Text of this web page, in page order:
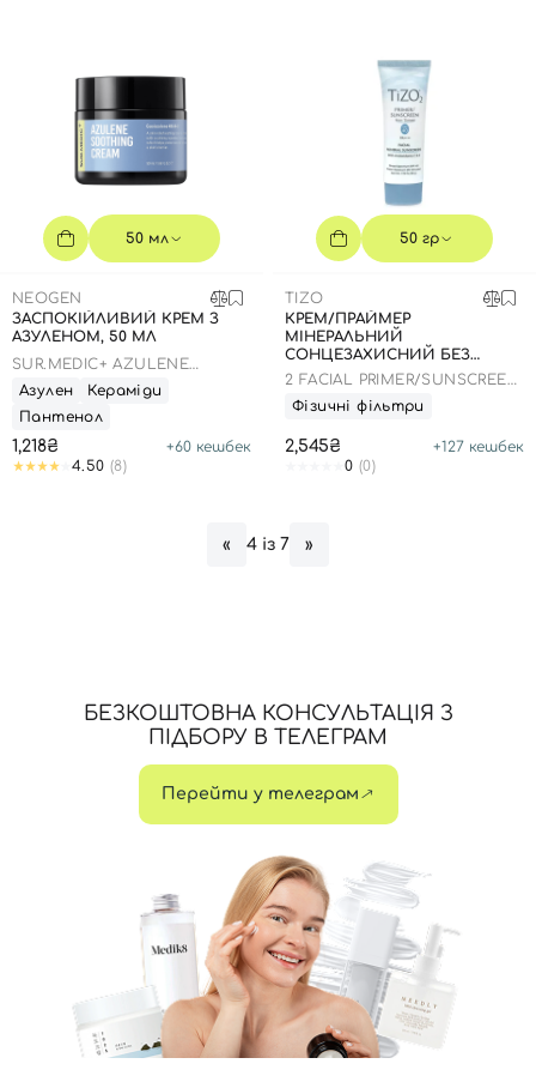
50 мл
NEOGEN
ЗАСПОКІЙЛИВИЙ КРЕМ З
АЗУЛЕНОМ, 50 МЛ
SUR.MEDIC+ AZULENE
SOOTHING CREAM
Азулен
Кераміди
Пантенол
1,218₴ +60 кешбек
4.50 (8)
50 гр
TIZO
КРЕМ/ПРАЙМЕР
МІНЕРАЛЬНИЙ
СОНЦЕЗАХИСНИЙ БЕЗ
ВІДТІНКУ, 50 ГР
2 FACIAL PRIMER/SUNSCREEN
NON-TINTED SPF 40
Фізичні фільтри
2,545₴ +127 кешбек
0 (0)
« 4 із 7 »
БЕЗКОШТОВНА КОНСУЛЬТАЦІЯ З
ПІДБОРУ В ТЕЛЕГРАМ
Перейти у телеграм
Вхід Реєстрація
Номер телефону
Увійти за допомогою e-mail